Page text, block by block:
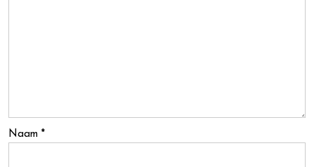
Naam *